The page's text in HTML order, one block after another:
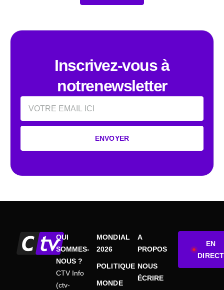
Inscrivez-vous à
notrenewsletter
Email
ENVOYER
QUI
SOMMES-
NOUS ?
CTV Info
(ctv-
MONDIAL
2026
POLITIQUE
MONDE
A
PROPOS
NOUS
ÉCRIRE
EN
DIRECT